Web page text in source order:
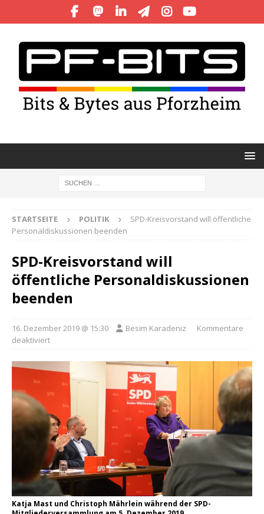
STARTSEITE POLITIK
SPD-Kreisvorstand will öffentliche
Personaldiskussionen beenden
SPD-Kreisvorstand will
öffentliche Personaldiskussionen
beenden
16. Dezember 2019 @ 15:30 Besim Karadeniz
Kommentare
deaktiviert
Katja Mast und Christoph Mährlein während der SPD-